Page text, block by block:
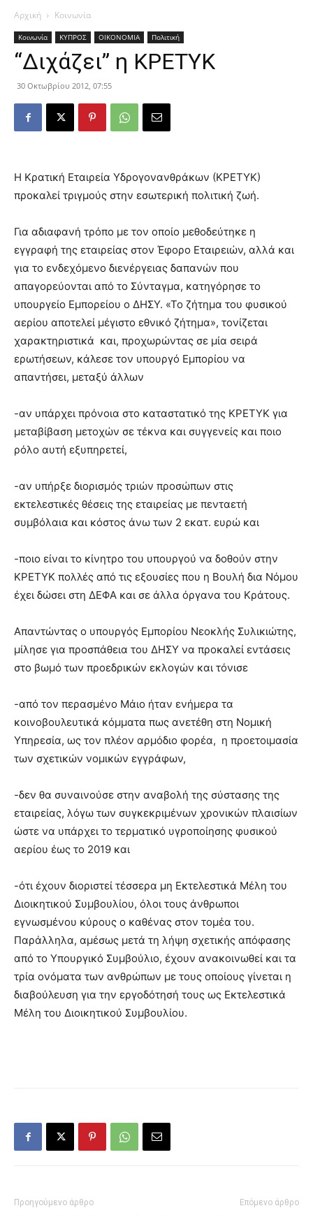
Αρχική Κοινωνία
Κοινωνία ΚΥΠΡΟΣ ΟΙΚΟΝΟΜΙΑ Πολιτική
“Διχάζει” η ΚΡΕΤΥΚ
30 Οκτωβρίου 2012, 07:55
Η Κρατική Εταιρεία Υδρογονανθράκων (ΚΡΕΤΥΚ)
προκαλεί τριγμούς στην εσωτερική πολιτική ζωή.
Για αδιαφανή τρόπο με τον οποίο μεθοδεύτηκε η
εγγραφή της εταιρείας στον Έφορο Εταιρειών, αλλά και
για το ενδεχόμενο διενέργειας δαπανών που
απαγορεύονται από το Σύνταγμα, κατηγόρησε το
υπουργείο Εμπορείου ο ΔΗΣΥ. «Το ζήτημα του φυσικού
αερίου αποτελεί μέγιστο εθνικό ζήτημα», τονίζεται
χαρακτηριστικά και, προχωρώντας σε μία σειρά
ερωτήσεων, κάλεσε τον υπουργό Εμπορίου να
απαντήσει, μεταξύ άλλων
-αν υπάρχει πρόνοια στο καταστατικό της ΚΡΕΤΥΚ για
μεταβίβαση μετοχών σε τέκνα και συγγενείς και ποιο
ρόλο αυτή εξυπηρετεί,
-αν υπήρξε διορισμός τριών προσώπων στις
εκτελεστικές θέσεις της εταιρείας με πενταετή
συμβόλαια και κόστος άνω των 2 εκατ. ευρώ και
-ποιο είναι το κίνητρο του υπουργού να δοθούν στην
ΚΡΕΤΥΚ πολλές από τις εξουσίες που η Βουλή δια Νόμου
έχει δώσει στη ΔΕΦΑ και σε άλλα όργανα του Κράτους.
Απαντώντας ο υπουργός Εμπορίου Νεοκλής Συλικιώτης,
μίλησε για προσπάθεια του ΔΗΣΥ να προκαλεί εντάσεις
στο βωμό των προεδρικών εκλογών και τόνισε
-από τον περασμένο Μάιο ήταν ενήμερα τα
κοινοβουλευτικά κόμματα πως ανετέθη στη Νομική
Υπηρεσία, ως τον πλέον αρμόδιο φορέα, η προετοιμασία
των σχετικών νομικών εγγράφων,
-δεν θα συναινούσε στην αναβολή της σύστασης της
εταιρείας, λόγω των συγκεκριμένων χρονικών πλαισίων
ώστε να υπάρχει το τερματικό υγροποίησης φυσικού
αερίου έως το 2019 και
-ότι έχουν διοριστεί τέσσερα μη Εκτελεστικά Μέλη του
Διοικητικού Συμβουλίου, όλοι τους άνθρωποι
εγνωσμένου κύρους ο καθένας στον τομέα του.
Παράλληλα, αμέσως μετά τη λήψη σχετικής απόφασης
από το Υπουργικό Συμβούλιο, έχουν ανακοινωθεί και τα
τρία ονόματα των ανθρώπων με τους οποίους γίνεται η
διαβούλευση για την εργοδότησή τους ως Εκτελεστικά
Μέλη του Διοικητικού Συμβουλίου.
Προηγούμενο άρθρο Επόμενο άρθρο